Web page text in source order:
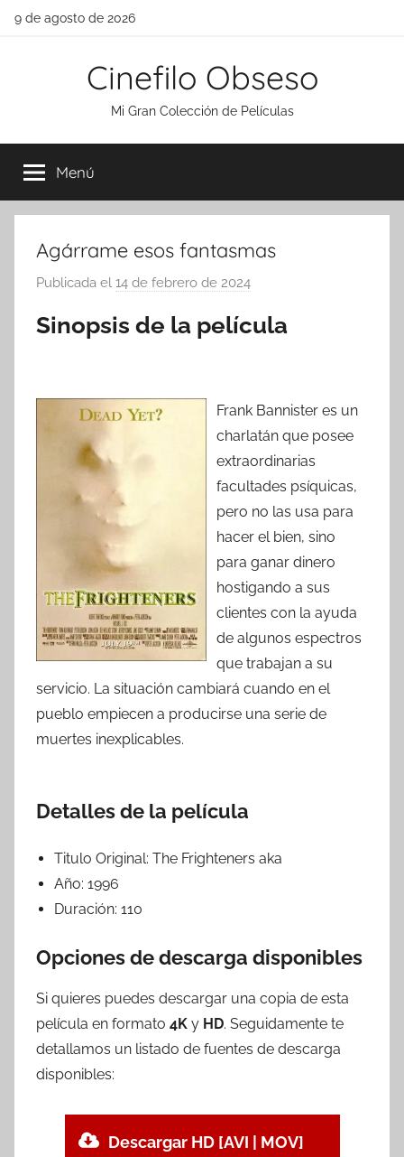
Saltar
9 de agosto de 2026
Cinefilo Obseso
Mi Gran Colección de Películas
Menú
Agárrame esos fantasmas
Publicada el 14 de febrero de 2024
r
Sinopsis de la película
Frank Bannister es un
charlatán que posee
extraordinarias
facultades psíquicas,
pero no las usa para
hacer el bien, sino
para ganar dinero
hostigando a sus
clientes con la ayuda
de algunos espectros
que trabajan a su
servicio. La situación cambiará cuando en el
pueblo empiecen a producirse una serie de
muertes inexplicables.
Detalles de la película
Titulo Original: The Frighteners aka
Año: 1996
Duración: 110
Opciones de descarga disponibles
Si quieres puedes descargar una copia de esta
película en formato 4K y HD. Seguidamente te
detallamos un listado de fuentes de descarga
disponibles:
Descargar HD [AVI | MOV]